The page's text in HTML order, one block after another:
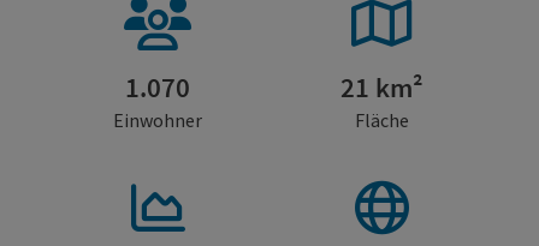
1.070
Einwohner
21 km²
Fläche